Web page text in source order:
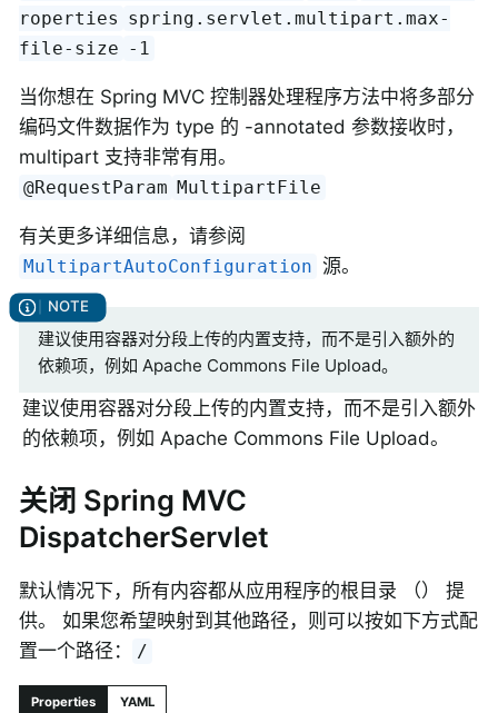
roperties spring.servlet.multipart.max-
file-size -1
当你想在 Spring MVC 控制器处理程序方法中将多部分
编码文件数据作为 type 的 -annotated 参数接收时，
multipart 支持非常有用。
@RequestParam MultipartFile
有关更多详细信息，请参阅
MultipartAutoConfiguration 源。
建议使用容器对分段上传的内置支持，而不是引入额外的
依赖项，例如 Apache Commons File Upload。
建议使用容器对分段上传的内置支持，而不是引入额外
的依赖项，例如 Apache Commons File Upload。
关闭 Spring MVC
DispatcherServlet
默认情况下，所有内容都从应用程序的根目录 （） 提
供。 如果您希望映射到其他路径，则可以按如下方式配
置一个路径：
/
Properties YAML